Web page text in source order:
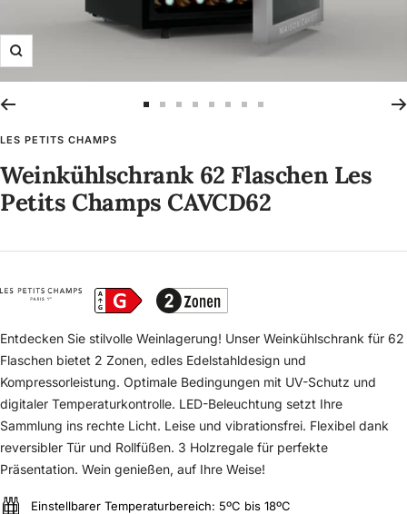
Zoom
gehen
gehengehen
gehengehengehen
gehen
gehen
LES PETITS CHAMPS
Weinkühlschrank 62 Flaschen Les
Petits Champs CAVCD62
Entdecken Sie stilvolle Weinlagerung! Unser Weinkühlschrank für 62
Flaschen bietet 2 Zonen, edles Edelstahldesign und
Kompressorleistung. Optimale Bedingungen mit UV-Schutz und
digitaler Temperaturkontrolle. LED-Beleuchtung setzt Ihre
Sammlung ins rechte Licht. Leise und vibrationsfrei. Flexibel dank
reversibler Tür und Rollfüßen. 3 Holzregale für perfekte
Präsentation. Wein genießen, auf Ihre Weise!
Einstellbarer Temperaturbereich: 5ºC bis 18ºC